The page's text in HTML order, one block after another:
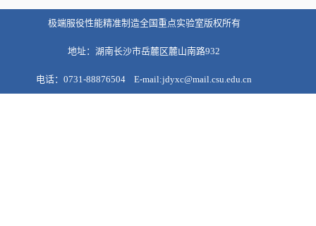
极端服役性能精准制造全国重点实验室版权所有
地址：湖南长沙市岳麓区麓山南路932
电话：0731-88876504 E-mail:jdyxc@mail.csu.edu.cn